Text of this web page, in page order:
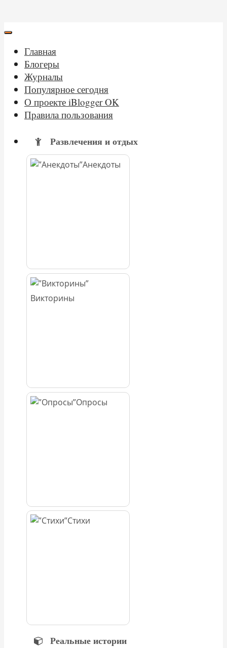
Главная
Блогеры
Журналы
Популярное сегодня
О проекте iBlogger OK
Правила пользования
Развлечения и отдых
Анекдоты
Викторины
Опросы
Стихи
Реальные истории